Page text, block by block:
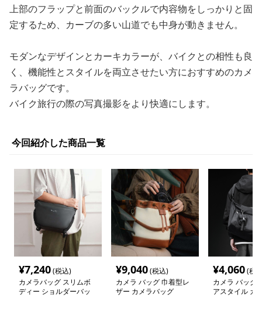
上部のフラップと前面のバックルで内容物をしっかりと固
定するため、カーブの多い山道でも中身が動きません。
モダンなデザインとカーキカラーが、バイクとの相性も良
く、機能性とスタイルを両立させたい方におすすめのカメ
ラバッグです。
バイク旅行の際の写真撮影をより快適にします。
今回紹介した商品一覧
¥7,240(税込)
カメラバッグ スリムボ
ディー ショルダーバッ
¥9,040(税込)
カメラ バッグ 巾着型レ
ザー カメラバッグ
¥4,060(税
カメラ バッグ
アスタイル カ